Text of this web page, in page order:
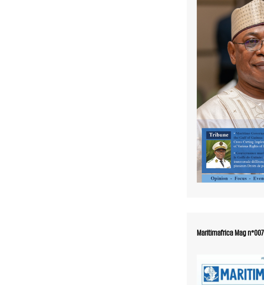
Maritimafrica Mag n°007